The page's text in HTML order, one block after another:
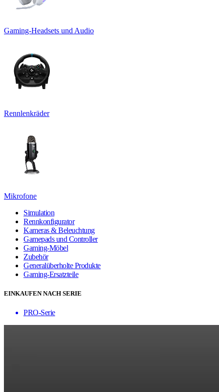
Gaming-Headsets und Audio
Rennlenkräder
Mikrofone
Simulation
Rennkonfigurator
Kameras & Beleuchtung
Gamepads und Controller
Gaming-Möbel
Zubehör
Generalüberholte Produkte
Gaming-Ersatzteile
EINKAUFEN NACH SERIE
PRO-Serie